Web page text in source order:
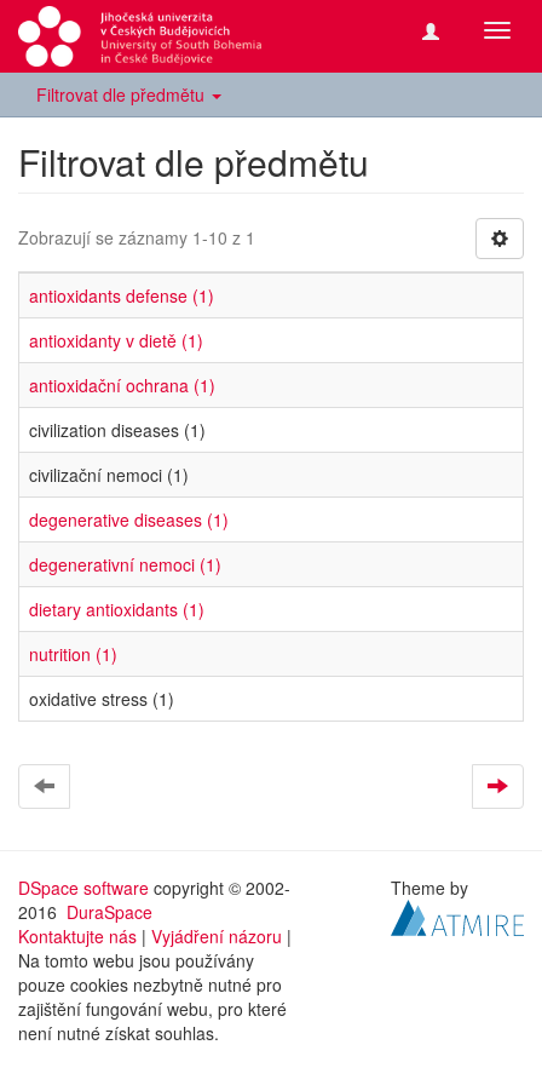
Filtrovat dle předmětu
Filtrovat dle předmětu
Zobrazují se záznamy 1-10 z 1
antioxidants defense (1)
antioxidanty v dietě (1)
antioxidační ochrana (1)
civilization diseases (1)
civilizační nemoci (1)
degenerative diseases (1)
degenerativní nemoci (1)
dietary antioxidants (1)
nutrition (1)
oxidative stress (1)
DSpace software copyright © 2002-
2016 DuraSpace
Kontaktujte nás | Vyjádření názoru |
Na tomto webu jsou používány
pouze cookies nezbytně nutné pro
zajištění fungování webu, pro které
není nutné získat souhlas.
Theme by